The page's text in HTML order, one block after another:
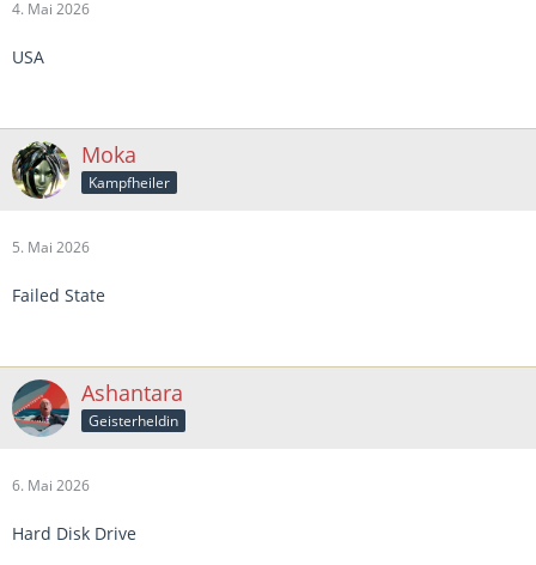
4. Mai 2026
USA
Moka
Kampfheiler
5. Mai 2026
Failed State
Ashantara
Geisterheldin
6. Mai 2026
Hard Disk Drive